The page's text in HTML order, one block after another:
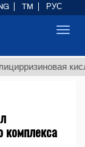
кислота
комплекса
TM РУС